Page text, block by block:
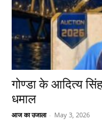
गोण्डा के आदित्य
धमाल
आज का उजाला - May 3, 2026